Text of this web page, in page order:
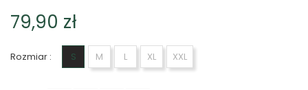
79,90 zł
Rozmiar : S M L XL XXL